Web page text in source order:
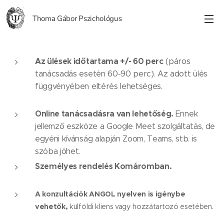
Thoma Gábor Pszichológus
Az ülések időtartama +/- 60 perc(páros
tanácsadás esetén 60-90 perc). Az adott ülés
függvényében eltérés lehetséges.
Online tanácsadásra van lehetőség. Ennek
jellemző eszköze a Google Meet szolgáltatás, de
egyéni kívánság alapján Zoom, Teams, stb. is
szóba jöhet.
Személyes rendelés Komáromban.
A konzultációk ANGOL nyelven is igénybe
vehetők,külföldi kliens vagy hozzátartozó esetében.